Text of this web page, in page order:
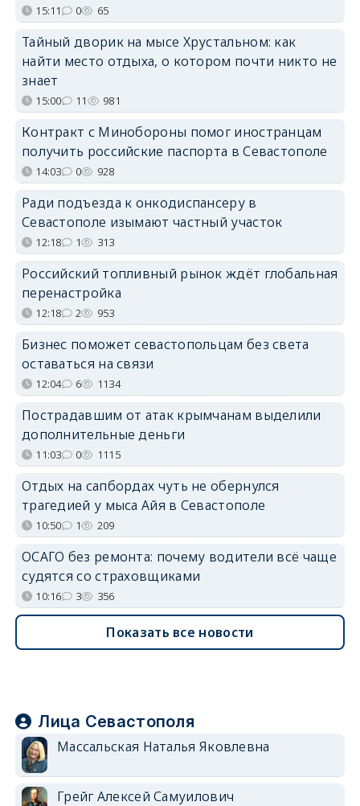
15:11 0 65
Тайный дворик на мысе Хрустальном: как
найти место отдыха, о котором почти никто не
знает
15:00 11 981
Контракт с Минобороны помог иностранцам
получить российские паспорта в Севастополе
14:03 0 928
Ради подъезда к онкодиспансеру в
Севастополе изымают частный участок
12:18 1 313
Российский топливный рынок ждёт глобальная
перенастройка
12:18 2 953
Бизнес поможет севастопольцам без света
оставаться на связи
12:04 6 1134
Пострадавшим от атак крымчанам выделили
дополнительные деньги
11:03 0 1115
Отдых на сапбордах чуть не обернулся
трагедией у мыса Айя в Севастополе
10:50 1 209
ОСАГО без ремонта: почему водители всё чаще
судятся со страховщиками
10:16 3 356
Показать все новости
Лица Севастополя
Массальская Наталья Яковлевна
Грейг Алексей Самуилович